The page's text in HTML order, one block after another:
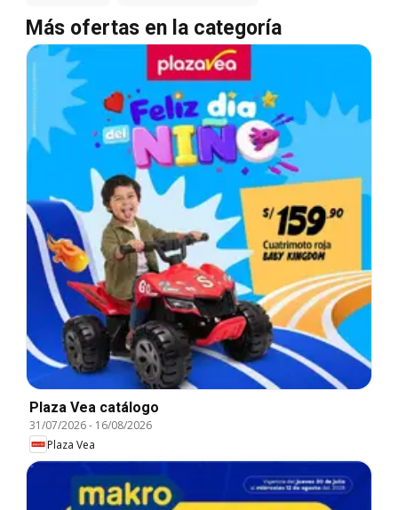
Más ofertas en la categoría
Plaza Vea catálogo
31/07/2026- 16/08/2026
Plaza Vea